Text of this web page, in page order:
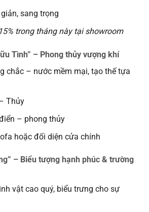
sang trọng
trong tháng này tại showroom
Tình” – Phong thủy vượng khí
chắc – nước mềm mại, tạo thế tựa
Thủy
– phong thủy
hoặc đối diện cửa chính
– Biểu tượng hạnh phúc & trường
vật cao quý, biểu trưng cho sự